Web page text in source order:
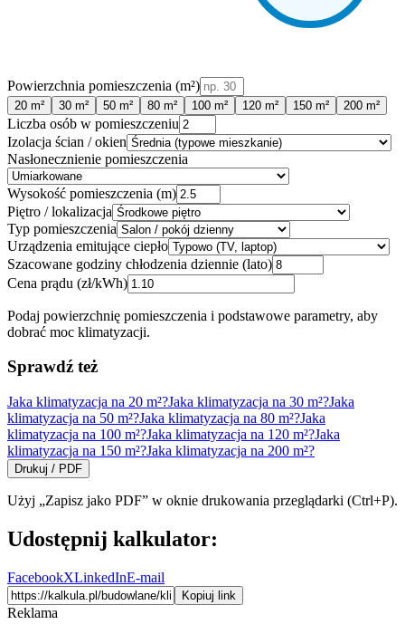
Powierzchnia pomieszczenia (m²)
20 m² 30 m² 50 m² 80 m² 100 m² 120 m² 150 m² 200 m²
Liczba osób w pomieszczeniu
Izolacja ścian / okien
Nasłonecznienie pomieszczenia
Wysokość pomieszczenia (m)
Piętro / lokalizacja
Typ pomieszczenia
Urządzenia emitujące ciepło
Szacowane godziny chłodzenia dziennie (lato)
Cena prądu (zł/kWh)
Podaj powierzchnię pomieszczenia i podstawowe parametry, aby
dobrać moc klimatyzacji.
Sprawdź też
Jaka klimatyzacja na 20 m²?Jaka klimatyzacja na 30 m²?Jaka
klimatyzacja na 50 m²?Jaka klimatyzacja na 80 m²?Jaka
klimatyzacja na 100 m²?Jaka klimatyzacja na 120 m²?Jaka
klimatyzacja na 150 m²?Jaka klimatyzacja na 200 m²?
Drukuj / PDF
Użyj „Zapisz jako PDF” w oknie drukowania przeglądarki (Ctrl+P).
Udostępnij kalkulator:
FacebookXLinkedInE-mail
Kopiuj link
Reklama